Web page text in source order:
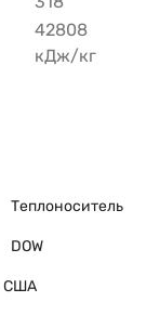
42808
кДж/кг
Теплоноситель
DOW
США